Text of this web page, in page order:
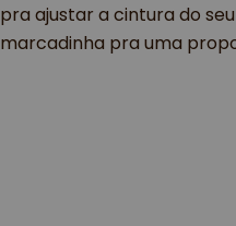
pra ajustar a cintura do
marcadinha pra uma